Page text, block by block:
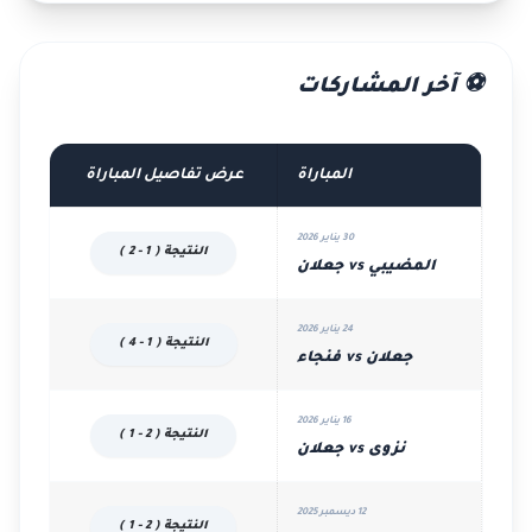
⚽ آخر المشاركات
المباراة عرض تفاصيل المباراة
30 يناير 2026
المضيبي vs جعلان
النتيجة ( 1 - 2 )
24 يناير 2026
جعلان vs فنجاء
النتيجة ( 1 - 4 )
16 يناير 2026
نزوى vs جعلان
النتيجة ( 2 - 1 )
12 ديسمبر 2025
النتيجة ( 2 - 1 )